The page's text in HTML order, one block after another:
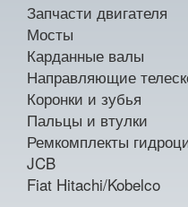
Запчасти двигателя
Мосты
Карданные валы
Направляющие
Коронки и зубья
Пальцы и втулки
Ремкомплекты
JCB
Fiat Hitachi/Kobelco